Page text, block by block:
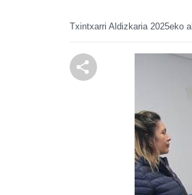
Txintxarri Aldizkaria 2025eko